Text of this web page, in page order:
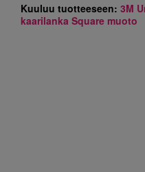
Kuuluu tuotteeseen: 3M
kaarilanka Square muoto